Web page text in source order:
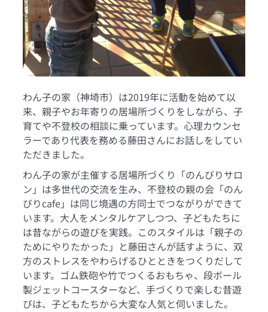
わん子の家（神埼市）は2019年に活動を始めて以
来、親子やお年寄りの居場所づくりをしながら、子
育てや不登校の相談に乗っています。心理カウンセ
ラーであり代表を務める藤田さんにお話しをしてい
ただきました。
わん子の家が主催する居場所づくり「のんびりサロ
ン」は多世代の交流を生み、不登校の親の会「のん
びりcafe」は同じ境遇の方同士でつながりができて
います。大人をメンタルケアしつつ、子どもたちに
は昔ながらの遊びを実践。このスタイルは「親子の
ためにやりたかった」と藤田さんが話すように、双
方のストレスをやわらげるひとときをつくりだして
います。ゴム鉄砲や竹でつくるおもちゃ、段ボール
製ジェットコースターなど、手づくりで楽しむ昔遊
びは、子どもたちから大変な人気と伺いました。